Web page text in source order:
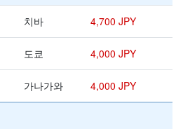
치바 4,700 JPY
도쿄 4,000 JPY
가나가와 4,000 JPY